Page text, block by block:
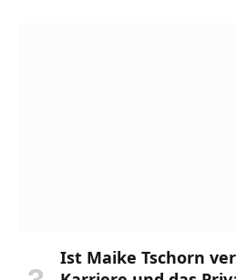
Ist Maike Tschorn